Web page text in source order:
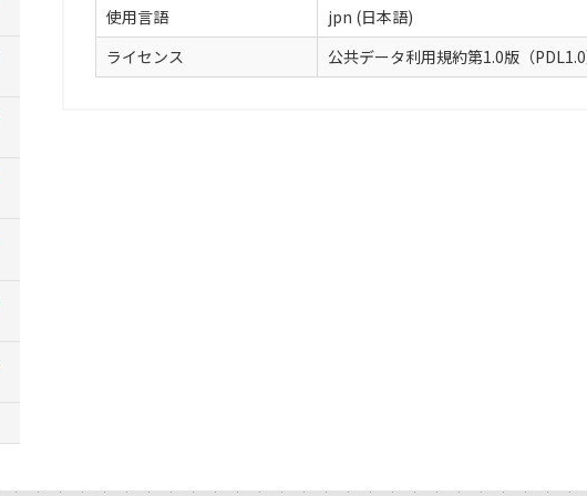
使用言語
jpn (日本語)
ライセンス
公共データ利用規約第1.0版（